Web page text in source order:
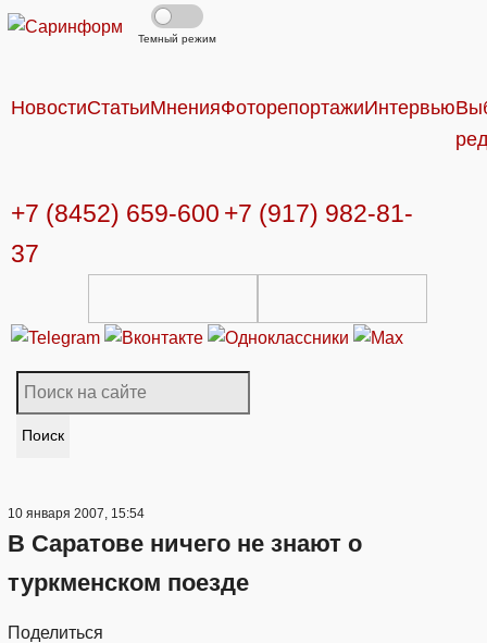
Темный режим
НовостиСтатьиМненияФоторепортажиИнтервью
+7 (8452) 659-600 +7 (917) 982-81-
37
Поиск
10 января 2007, 15:54
В Саратове ничего не знают о
туркменском поезде
Поделиться